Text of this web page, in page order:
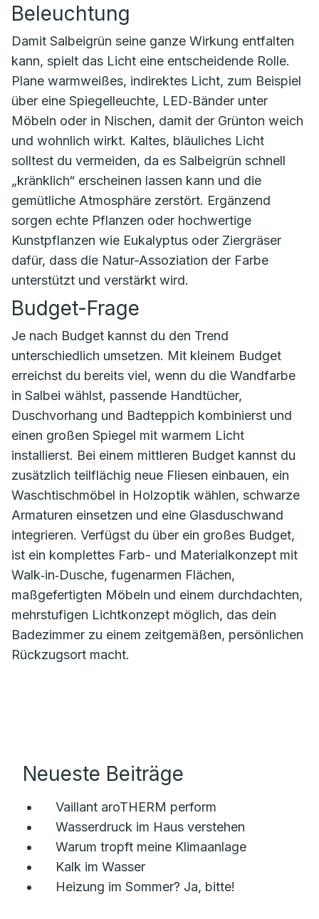
Beleuchtung
Damit Salbeigrün seine ganze Wirkung entfalten
kann, spielt das Licht eine entscheidende Rolle.
Plane warmweißes, indirektes Licht, zum Beispiel
über eine Spiegelleuchte, LED‑Bänder unter
Möbeln oder in Nischen, damit der Grünton weich
und wohnlich wirkt. Kaltes, bläuliches Licht
solltest du vermeiden, da es Salbeigrün schnell
„kränklich“ erscheinen lassen kann und die
gemütliche Atmosphäre zerstört. Ergänzend
sorgen echte Pflanzen oder hochwertige
Kunstpflanzen wie Eukalyptus oder Ziergräser
dafür, dass die Natur-Assoziation der Farbe
unterstützt und verstärkt wird.
Budget-Frage
Je nach Budget kannst du den Trend
unterschiedlich umsetzen. Mit kleinem Budget
erreichst du bereits viel, wenn du die Wandfarbe
in Salbei wählst, passende Handtücher,
Duschvorhang und Badteppich kombinierst und
einen großen Spiegel mit warmem Licht
installierst. Bei einem mittleren Budget kannst du
zusätzlich teilflächig neue Fliesen einbauen, ein
Waschtischmöbel in Holzoptik wählen, schwarze
Armaturen einsetzen und eine Glasduschwand
integrieren. Verfügst du über ein großes Budget,
ist ein komplettes Farb- und Materialkonzept mit
Walk‑in‑Dusche, fugenarmen Flächen,
maßgefertigten Möbeln und einem durchdachten,
mehrstufigen Lichtkonzept möglich, das dein
Badezimmer zu einem zeitgemäßen, persönlichen
Rückzugsort macht.
Neueste Beiträge
Vaillant aroTHERM perform
Wasserdruck im Haus verstehen
Warum tropft meine Klimaanlage
Kalk im Wasser
Heizung im Sommer? Ja, bitte!